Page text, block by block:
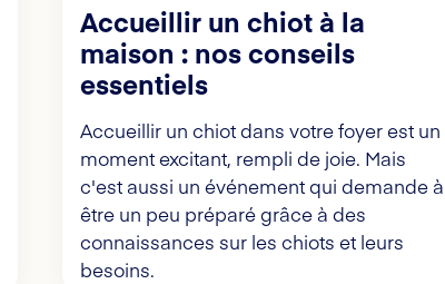
Accueillir un chiot à la
maison : nos conseils
essentiels
Accueillir un chiot dans votre foyer est un
moment excitant, rempli de joie. Mais
c'est aussi un événement qui demande à
être un peu préparé grâce à des
connaissances sur les chiots et leurs
besoins.